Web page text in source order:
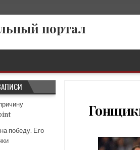
портал
победу. Его